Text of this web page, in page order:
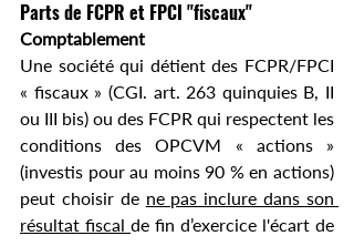
Parts de FCPR et FPCI "fiscaux"
Comptablement
Une société qui détient des FCPR/FPCI
« fiscaux » (CGI. art. 263 quinquies B, II
ou III bis) ou des FCPR qui respectent les
conditions des OPCVM « actions »
(investis pour au moins 90 % en actions)
peut choisir de ne pas inclure dans son
résultat fiscal de fin d’exercice l'écart de